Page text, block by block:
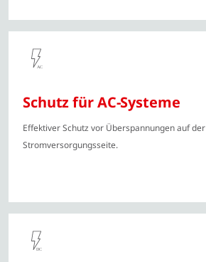
Schutz für AC-Systeme
Effektiver Schutz vor Überspannungen auf der
Stromversorgungsseite.